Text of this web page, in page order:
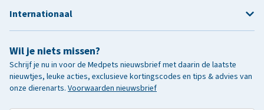
Wil je niets missen?
Schrijf je nu in voor de Medpets nieuwsbrief met daarin de laatste
nieuwtjes, leuke acties, exclusieve kortingscodes en tips & advies van
onze dierenarts. Voorwaarden nieuwsbrief
Internationaal